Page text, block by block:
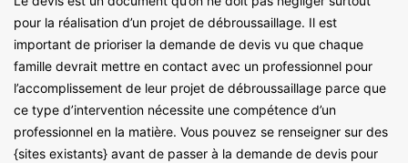
pour la réalisation d’un projet de débroussaillage. Il est
important de prioriser la demande de devis vu que chaque
famille devrait mettre en contact avec un professionnel pour
l’accomplissement de leur projet de débroussaillage parce que
ce type d’intervention nécessite une compétence d’un
professionnel en la matière. Vous pouvez se renseigner sur des
{sites existants} avant de passer à la demande de devis pour